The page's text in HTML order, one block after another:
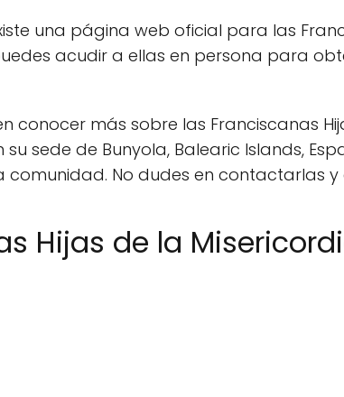
una página web oficial para las
acudir a ellas en persona para
conocer más sobre las Franciscanas
sede de Bunyola, Balearic Islands,
No dudes en contactarlas
Hijas de la